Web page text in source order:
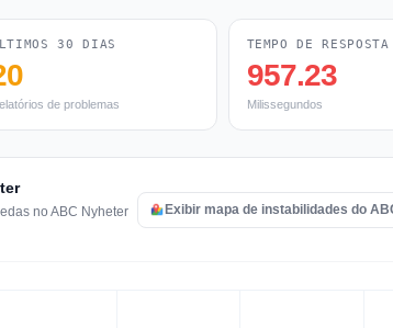
30 DIAS
de problemas
TEMPO DE RESPOSTA
957.23
Milissegundos
no ABC Nyheter
Exibir mapa de instabilidades do